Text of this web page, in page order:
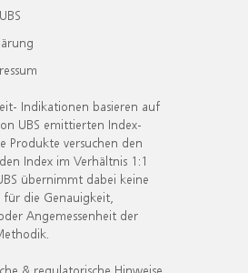
Indikationen basieren auf
UBS emittierten Index-
Produkte versuchen den
Index im Verhältnis 1:1
übernimmt dabei keine
die Genauigkeit,
Angemessenheit der